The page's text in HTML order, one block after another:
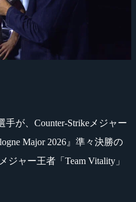
手が、Counter-Strikeメジャー
Major 2026』準々決勝の
ャー王者「Team Vitality」